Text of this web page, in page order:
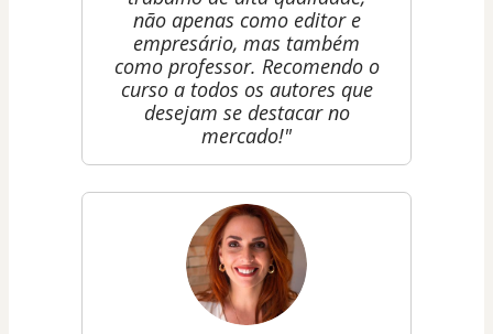
não apenas como editor e
empresário, mas também
como professor. Recomendo o
curso a todos os autores que
desejam se destacar no
mercado!"